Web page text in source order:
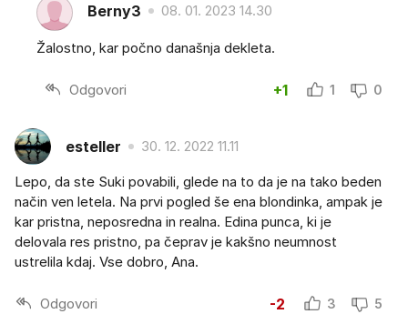
Berny3 08. 01. 2023 14.30
Žalostno, kar počno današnja dekleta.
Odgovori +1 1 0
esteller 30. 12. 2022 11.11
Lepo, da ste Suki povabili, glede na to da je na tako beden
način ven letela. Na prvi pogled še ena blondinka, ampak je
kar pristna, neposredna in realna. Edina punca, ki je
delovala res pristno, pa čeprav je kakšno neumnost
ustrelila kdaj. Vse dobro, Ana.
Odgovori -2 3 5